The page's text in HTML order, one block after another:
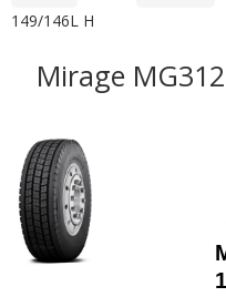
149/146L H
Mirage